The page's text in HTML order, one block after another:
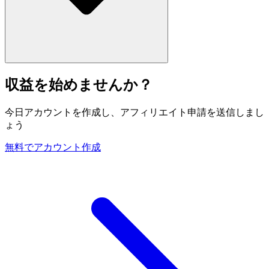
収益を始めませんか？
今日アカウントを作成し、アフィリエイト申請を送信しまし
ょう
無料でアカウント作成